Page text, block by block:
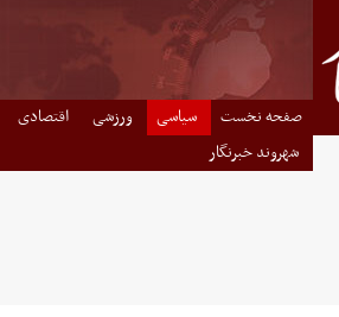
صفحه نخست سیاسی ورزشی اقتصادی
شهروند خبرنگار